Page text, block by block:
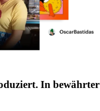
In bewährter